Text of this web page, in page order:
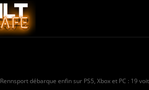
Rennsport débarque enfin sur PS5, Xbox et PC : 19